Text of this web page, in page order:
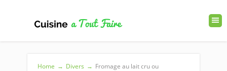
Home → Divers → Fromage au lait cru ou